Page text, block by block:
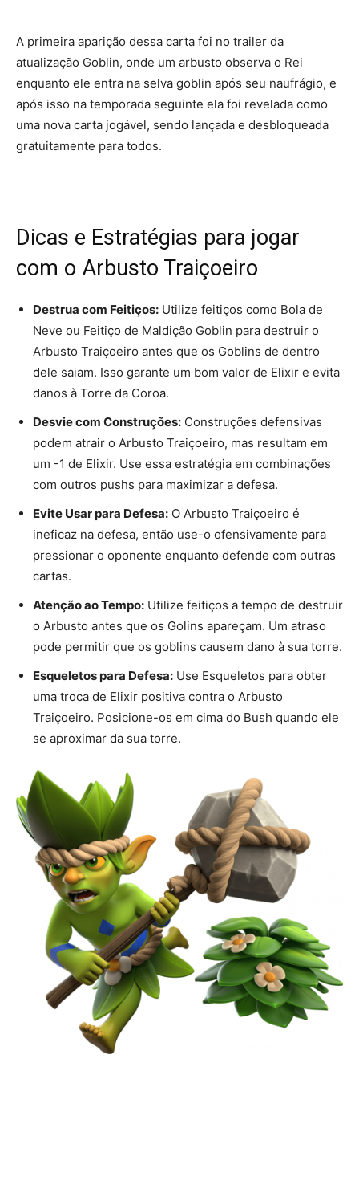
A primeira aparição dessa carta foi no trailer da
atualização Goblin, onde um arbusto observa o Rei
enquanto ele entra na selva goblin após seu naufrágio, e
após isso na temporada seguinte ela foi revelada como
uma nova carta jogável, sendo lançada e desbloqueada
gratuitamente para todos.
Dicas e Estratégias para jogar
com o Arbusto Traiçoeiro
Destrua com Feitiços: Utilize feitiços como Bola de
Neve ou Feitiço de Maldição Goblin para destruir o
Arbusto Traiçoeiro antes que os Goblins de dentro
dele saiam. Isso garante um bom valor de Elixir e evita
danos à Torre da Coroa.
Desvie com Construções: Construções defensivas
podem atrair o Arbusto Traiçoeiro, mas resultam em
um -1 de Elixir. Use essa estratégia em combinações
com outros pushs para maximizar a defesa.
Evite Usar para Defesa: O Arbusto Traiçoeiro é
ineficaz na defesa, então use-o ofensivamente para
pressionar o oponente enquanto defende com outras
cartas.
Atenção ao Tempo: Utilize feitiços a tempo de destruir
o Arbusto antes que os Golins apareçam. Um atraso
pode permitir que os goblins causem dano à sua torre.
Esqueletos para Defesa: Use Esqueletos para obter
uma troca de Elixir positiva contra o Arbusto
Traiçoeiro. Posicione-os em cima do Bush quando ele
se aproximar da sua torre.